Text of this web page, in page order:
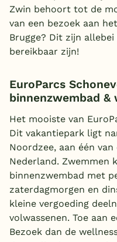
Zwin behoort tot de
van een bezoek aan
Brugge? Dit zijn
bereikbaar zijn!
EuroParcs
binnenzwembad &
Het mooiste van
Dit vakantiepark ligt
Noordzee, aan één
Nederland. Zwemmen
binnenzwembad met
zaterdagmorgen en
kleine vergoeding
volwassenen. Toe aan
Bezoek dan de